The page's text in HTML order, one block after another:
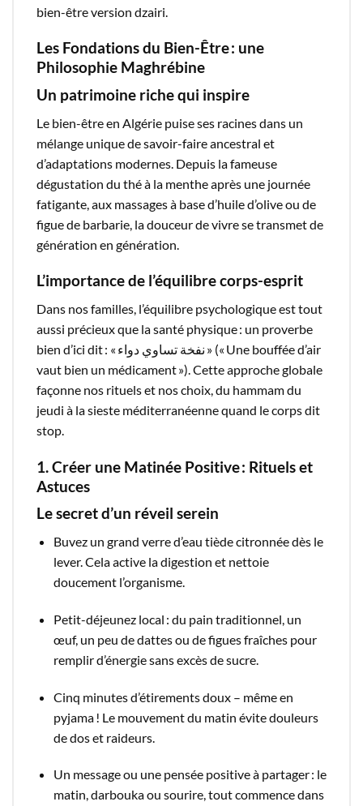
bien-être version dzairi.​
Les Fondations du Bien-Être : une
Philosophie Maghrébine
Un patrimoine riche qui inspire
Le bien-être en Algérie puise ses racines dans un
mélange unique de savoir-faire ancestral et
d’adaptations modernes. Depuis la fameuse
dégustation du thé à la menthe après une journée
fatigante, aux massages à base d’huile d’olive ou de
figue de barbarie, la douceur de vivre se transmet de
génération en génération.​
L’importance de l’équilibre corps-esprit
Dans nos familles, l’équilibre psychologique est tout
aussi précieux que la santé physique : un proverbe
bien d’ici dit : « نفخة تساوي دواء » (« Une bouffée d’air
vaut bien un médicament »). Cette approche globale
façonne nos rituels et nos choix, du hammam du
jeudi à la sieste méditerranéenne quand le corps dit
stop.​
1. Créer une Matinée Positive : Rituels et
Astuces
Le secret d’un réveil serein
Buvez un grand verre d’eau tiède citronnée dès le
lever. Cela active la digestion et nettoie
doucement l’organisme.
Petit-déjeunez local : du pain traditionnel, un
œuf, un peu de dattes ou de figues fraîches pour
remplir d’énergie sans excès de sucre.
Cinq minutes d’étirements doux – même en
pyjama ! Le mouvement du matin évite douleurs
de dos et raideurs.
Un message ou une pensée positive à partager : le
matin, darbouka ou sourire, tout commence dans